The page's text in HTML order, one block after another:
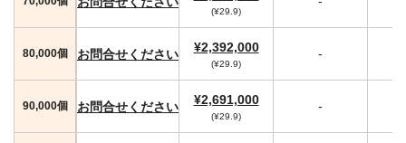
(¥29.9)
80,000個 お問合せください ¥2,392,000
(¥29.9)
-
90,000個 お問合せください ¥2,691,000
(¥29.9)
-